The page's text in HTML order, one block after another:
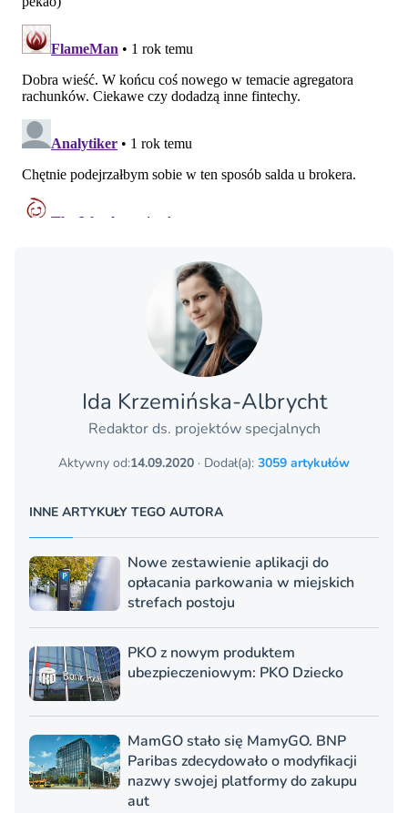
Ida Krzemińska-Albrycht
Redaktor ds. projektów specjalnych
Aktywny od:14.09.2020 · Dodał(a): 3059 artykułów
INNE ARTYKUŁY TEGO AUTORA
Nowe zestawienie aplikacji do
opłacania parkowania w miejskich
strefach postoju
PKO z nowym produktem
ubezpieczeniowym: PKO Dziecko
MamGO stało się MamyGO. BNP
Paribas zdecydowało o modyfikacji
nazwy swojej platformy do zakupu
aut